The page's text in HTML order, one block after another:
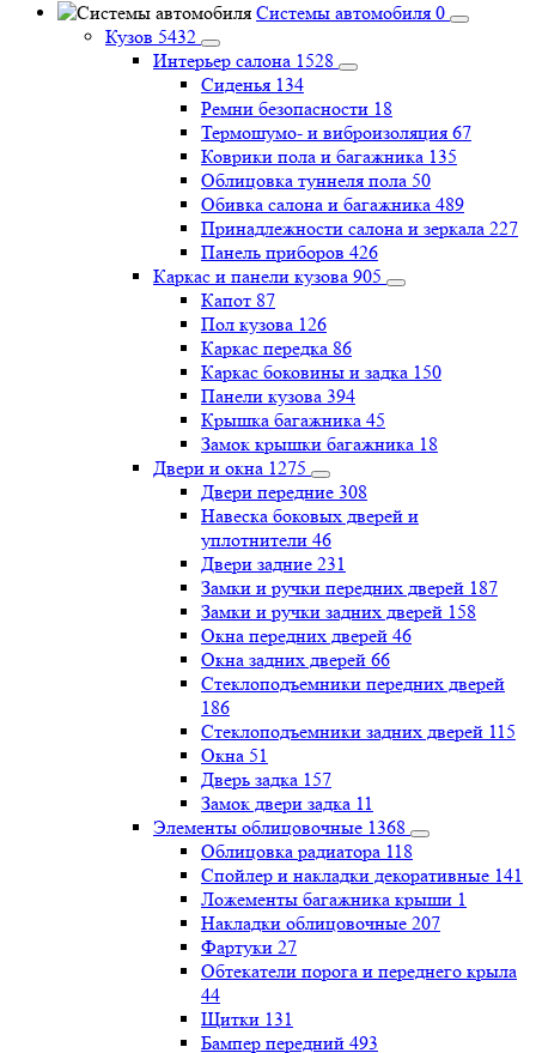
Системы автомобиля 0
Кузов 5432
Интерьер салона 1528
Сиденья 134
Ремни безопасности 18
Термошумо- и виброизоляция 67
Коврики пола и багажника 135
Облицовка туннеля пола 50
Обивка салона и багажника 489
Принадлежности салона и зеркала 227
Панель приборов 426
Каркас и панели кузова 905
Капот 87
Пол кузова 126
Каркас передка 86
Каркас боковины и задка 150
Панели кузова 394
Крышка багажника 45
Замок крышки багажника 18
Двери и окна 1275
Двери передние 308
Навеска боковых дверей и
уплотнители 46
Двери задние 231
Замки и ручки передних дверей 187
Замки и ручки задних дверей 158
Окна передних дверей 46
Окна задних дверей 66
Стеклоподъемники передних дверей
186
Стеклоподъемники задних дверей 115
Окна 51
Дверь задка 157
Замок двери задка 11
Элементы облицовочные 1368
Облицовка радиатора 118
Спойлер и накладки декоративные 141
Ложементы багажника крыши 1
Накладки облицовочные 207
Фартуки 27
Обтекатели порога и переднего крыла
44
Щитки 131
Бампер передний 493